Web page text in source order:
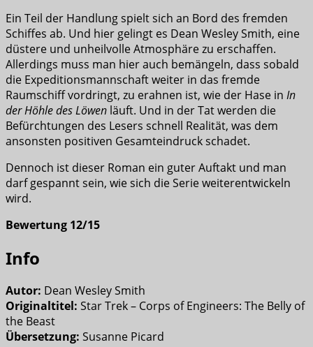
Ein Teil der Handlung spielt sich an Bord des fremden
Schiffes ab. Und hier gelingt es Dean Wesley Smith, eine
düstere und unheilvolle Atmosphäre zu erschaffen.
Allerdings muss man hier auch bemängeln, dass sobald
die Expeditionsmannschaft weiter in das fremde
Raumschiff vordringt, zu erahnen ist, wie der Hase in In
der Höhle des Löwen läuft. Und in der Tat werden die
Befürchtungen des Lesers schnell Realität, was dem
ansonsten positiven Gesamteindruck schadet.
Dennoch ist dieser Roman ein guter Auftakt und man
darf gespannt sein, wie sich die Serie weiterentwickeln
wird.
Bewertung 12/15
Info
Autor: Dean Wesley Smith
Originaltitel: Star Trek – Corps of Engineers: The Belly of
the Beast
Übersetzung: Susanne Picard